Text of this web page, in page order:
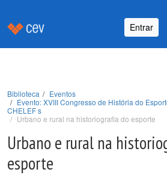
Entrar
Biblioteca
Eventos
Evento: XVIII Congresso de História do
CHELEF s
Urbano e rural na historiografia do esporte
Urbano e rural na
esporte